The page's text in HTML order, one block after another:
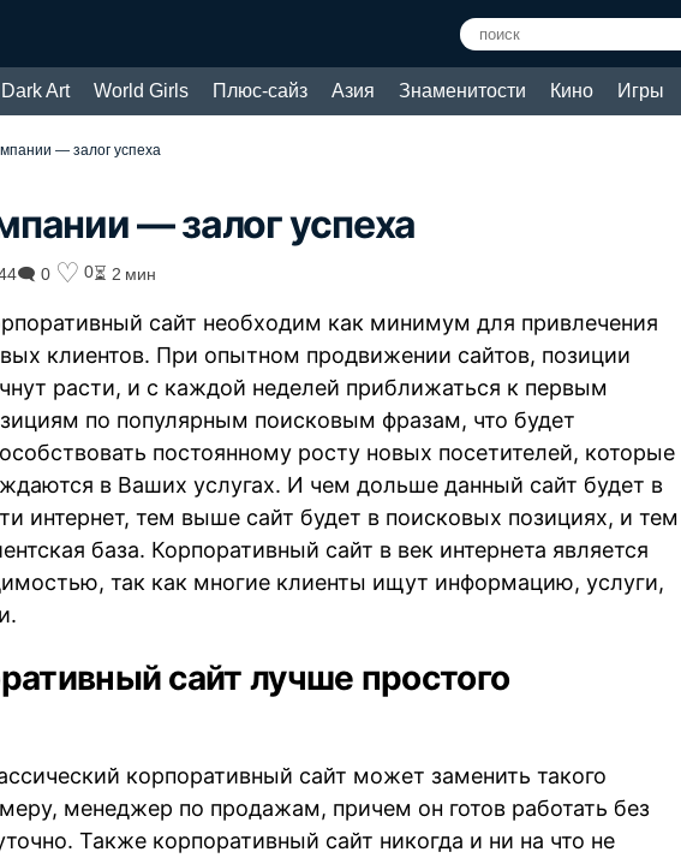
Dark Art World Girls Плюс-сайз Азия Знаменитости Кино Игры
— залог успеха
— залог успеха
🗨 0 ♡ 0⏳ 2 мин
сайт необходим как минимум для привлечения
клиентов. При опытном продвижении сайтов, позиции
расти, и с каждой неделей приближаться к первым
по популярным поисковым фразам, что будет
постоянному росту новых посетителей, которые
в Ваших услугах. И чем дольше данный сайт будет в
интернет, тем выше сайт будет в поисковых позициях, и тем
база. Корпоративный сайт в век интернета является
так как многие клиенты ищут информацию, услуги,
сайт лучше простого
корпоративный сайт может заменить такого
менеджер по продажам, причем он готов работать без
Также корпоративный сайт никогда и ни на что не